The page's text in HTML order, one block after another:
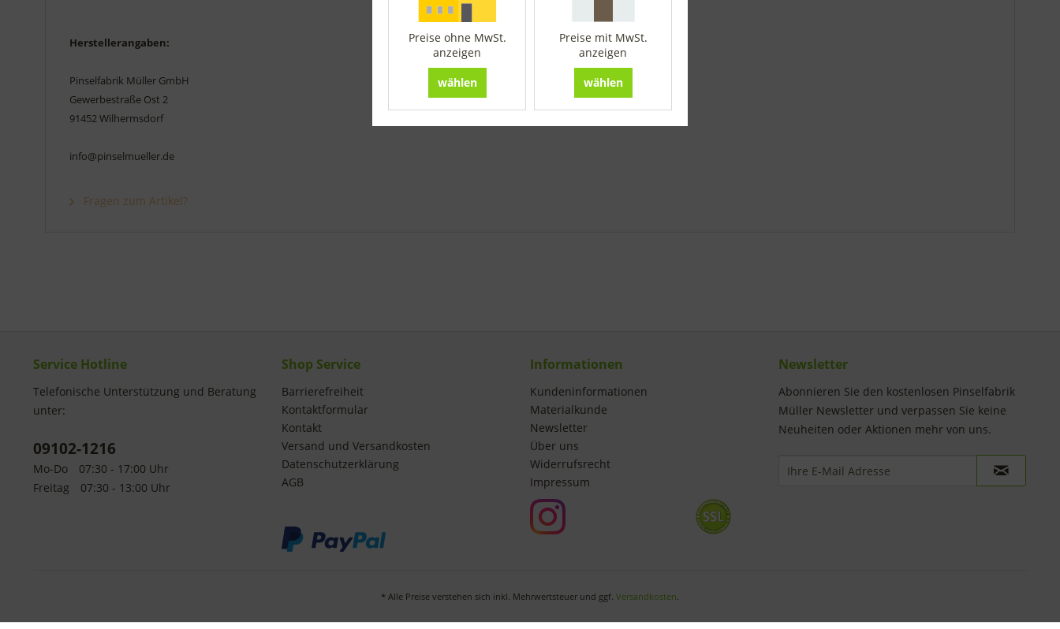
Herstellerangaben:
Pinselfabrik Müller GmbH
Gewerbestraße Ost 2
91452 Wilhermsdorf
info@pinselmueller.de
Fragen zum Artikel?
Service Hotline
Telefonische Unterstützung und Beratung
unter:
09102-1216
Mo-Do
07:30 - 17:00 Uhr
Freitag
07:30 - 13:00 Uhr
Shop Service
Barrierefreiheit
Kontaktformular
Kontakt
Versand und Versandkosten
Datenschutzerklärung
AGB
Informationen
Kundeninformationen
Materialkunde
Newsletter
Über uns
Widerrufsrecht
Impressum
Newsletter
Abonnieren Sie den kostenlosen Pinselfabrik
Müller Newsletter und verpassen Sie keine
Neuheiten oder Aktionen mehr von uns.
* Alle Preise verstehen sich inkl. Mehrwertsteuer und ggf. Versandkosten.
Preise ohne MwSt.
anzeigen
wählen
Preise mit MwSt.
anzeigen
wählen